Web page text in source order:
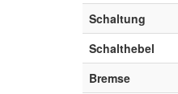
Schaltung
Schalthebel
Bremse